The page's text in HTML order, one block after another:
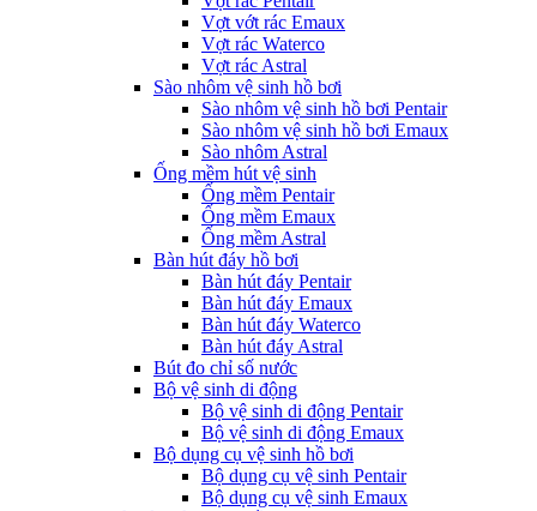
Vợt vớt rác Emaux
Vợt rác Waterco
Vợt rác Astral
Sào nhôm vệ sinh hồ bơi
Sào nhôm vệ sinh hồ bơi Pentair
Sào nhôm vệ sinh hồ bơi Emaux
Sào nhôm Astral
Ống mềm hút vệ sinh
Ống mềm Pentair
Ống mềm Emaux
Ống mềm Astral
Bàn hút đáy hồ bơi
Bàn hút đáy Pentair
Bàn hút đáy Emaux
Bàn hút đáy Waterco
Bàn hút đáy Astral
Bút đo chỉ số nước
Bộ vệ sinh di động
Bộ vệ sinh di động Pentair
Bộ vệ sinh di động Emaux
Bộ dụng cụ vệ sinh hồ bơi
Bộ dụng cụ vệ sinh Pentair
Bộ dụng cụ vệ sinh Emaux